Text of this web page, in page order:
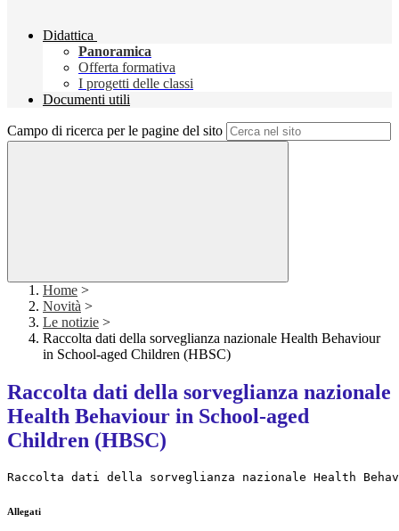
Didattica
Panoramica
Offerta formativa
I progetti delle classi
Documenti utili
Campo di ricerca per le pagine del sito
Home >
Novità >
Le notizie >
Raccolta dati della sorveglianza nazionale Health Behaviour
in School-aged Children (HBSC)
Raccolta dati della sorveglianza nazionale
Health Behaviour in School-aged
Children (HBSC)
Raccolta dati della sorveglianza nazionale Health
Allegati